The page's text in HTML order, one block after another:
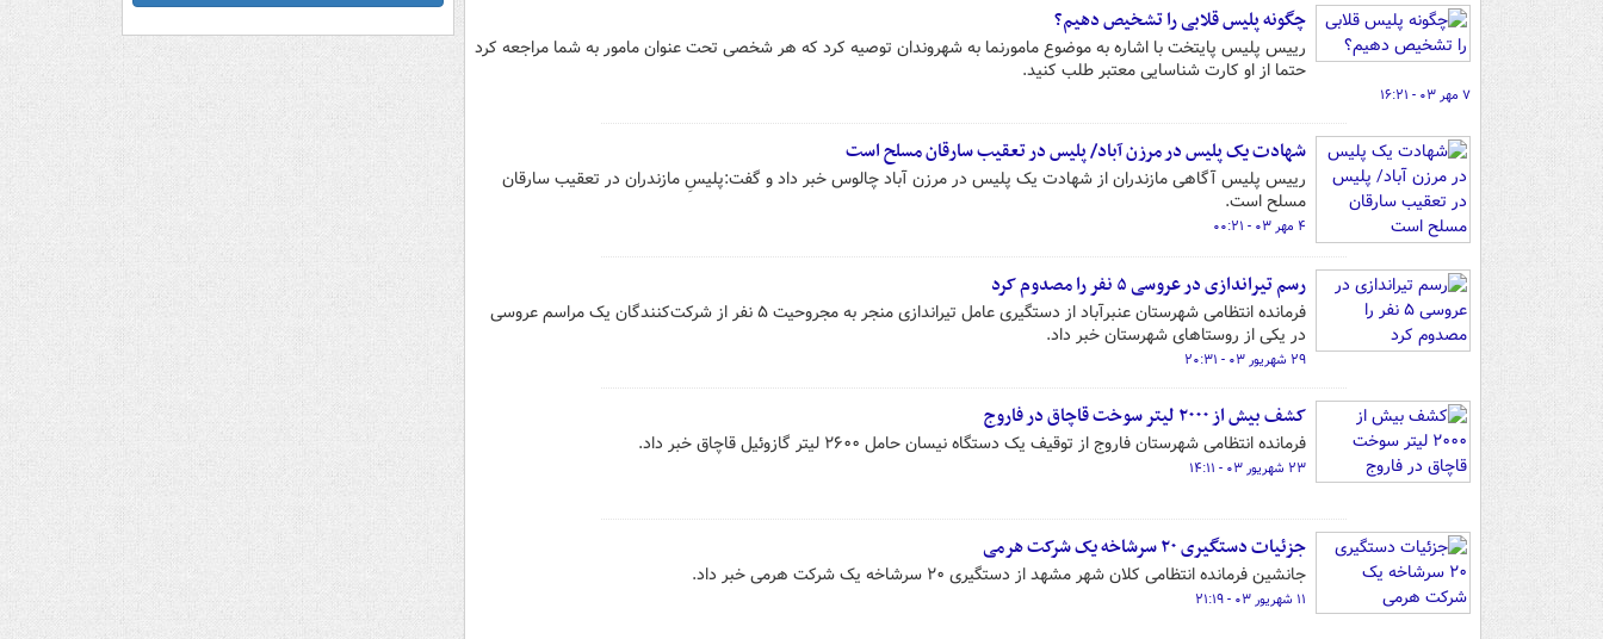
چگونه پلیس قلابی را تشخیص دهیم؟
رییس پلیس پایتخت با اشاره به موضوع مامورنما به شهروندان توصیه کرد که هر شخصی تحت عنوان مامور به شما مراجعه کرد
حتما از او کارت شناسایی معتبر طلب کنید.
۷ مهر ۰۳ - ۱۶:۲۱
شهادت یک پلیس در مرزن آباد/ پلیس در تعقیب سارقان مسلح است
رییس پلیس آگاهی مازندران از شهادت یک پلیس در مرزن آباد چالوس خبر داد و گفت:پلیسِ مازندران در تعقیب سارقان
مسلح است.
۴ مهر ۰۳ - ۰۰:۲۱
رسم تیراندازی در عروسی ۵ نفر را مصدوم کرد
فرمانده انتظامی شهرستان عنبرآباد از دستگیری عامل تیراندازی منجر به مجروحیت ۵ نفر از شرکت‌کنندگان یک مراسم عروسی
در یکی از روستاهای شهرستان خبر داد.
۲۹ شهریور ۰۳ - ۲۰:۳۱
کشف بیش از ۲۰۰۰ لیتر سوخت قاچاق در فاروج
فرمانده انتظامی شهرستان فاروج از توقیف یک دستگاه نیسان حامل ۲۶۰۰ لیتر گازوئیل قاچاق خبر داد.
۲۳ شهریور ۰۳ - ۱۴:۱۱
جزئیات دستگیری ۲۰ سرشاخه یک شرکت هرمی
جانشین فرمانده انتظامی کلان شهر مشهد از دستگیری ۲۰ سرشاخه یک شرکت هرمی خبر داد.
۱۱ شهریور ۰۳ - ۲۱:۱۹